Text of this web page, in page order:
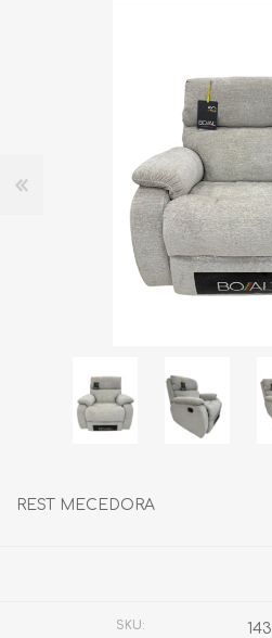
REST MECEDORA
SKU: